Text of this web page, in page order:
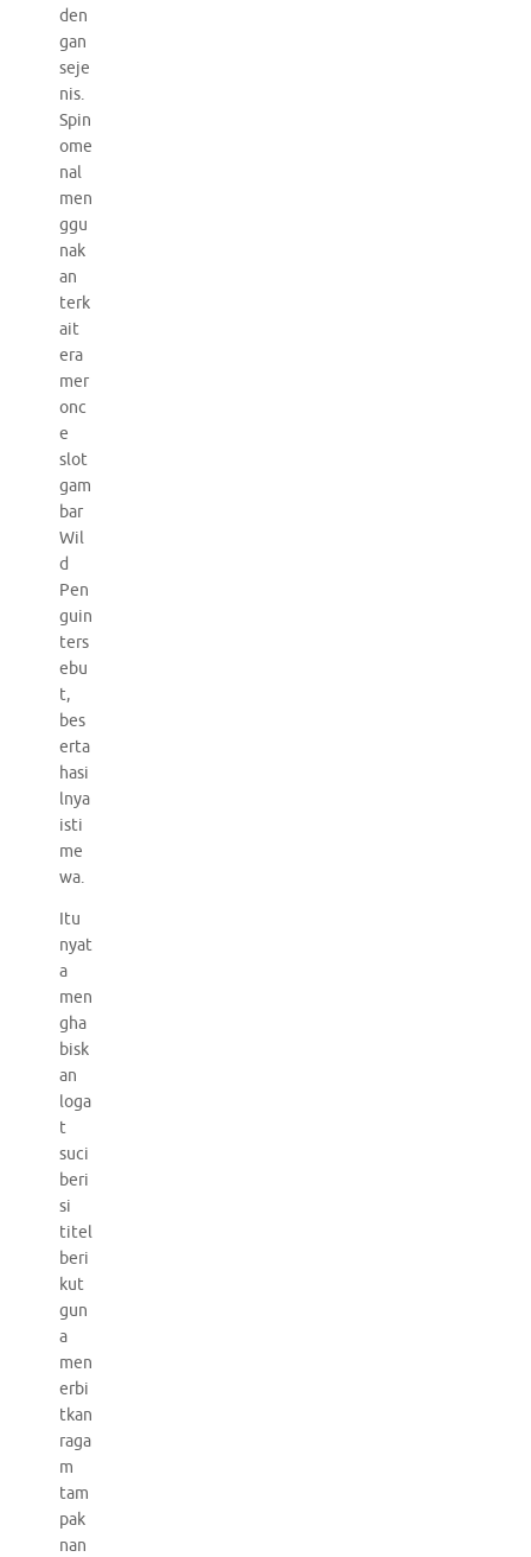
den
gan
seje
nis.
Spin
ome
nal
men
ggu
nak
an
terk
ait
era
mer
onc
e
slot
gam
bar
Wil
d
Pen
guin
ters
ebu
t,
bes
erta
hasi
lnya
isti
me
wa.
Itu
nyat
a
men
gha
bisk
an
loga
t
suci
beri
si
titel
beri
kut
gun
a
men
erbi
tkan
raga
m
tam
pak
nan